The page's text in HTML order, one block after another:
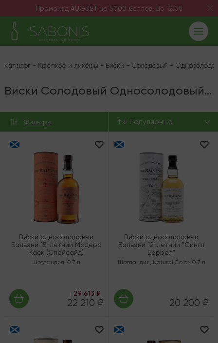
Промокод AUGUST на 5000 баллов. До 12.08
Каталог - Крепкое и ликёры - Виски - Солодовый -
Виски Солодовый Односолодовый Balvenie
Фильтры ↑↓ Популярные
Виски односолодовый
Балвэни 15-летний Мадера
Каск (Спейсайд)
Шотландия,0.7 л
29 613 ₽
22 210 ₽
Виски односолодовый
Балвэни 12-летний "Сингл
Баррел"
Шотландия, Natural Color, 0.7 л
20 200 ₽